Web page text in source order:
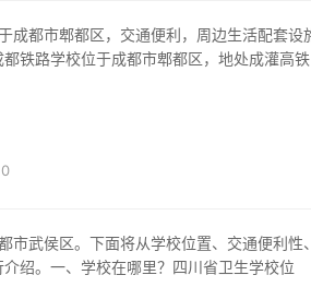
铁路学校位于成都市郫都区，地处成灌高铁
绍。一、学校在哪里？四川省卫生学校位